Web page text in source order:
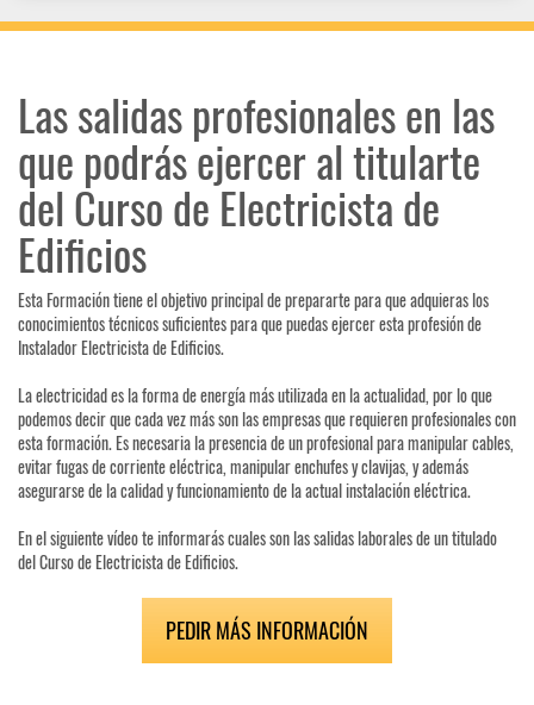
Las salidas profesionales en las
que podrás ejercer al titularte
del Curso de Electricista de
Edificios
Esta Formación tiene el objetivo principal de prepararte para que adquieras los
conocimientos técnicos suficientes para que puedas ejercer esta profesión de
Instalador Electricista de Edificios.
La electricidad es la forma de energía más utilizada en la actualidad, por lo que
podemos decir que cada vez más son las empresas que requieren profesionales con
esta formación. Es necesaria la presencia de un profesional para manipular cables,
evitar fugas de corriente eléctrica, manipular enchufes y clavijas, y además
asegurarse de la calidad y funcionamiento de la actual instalación eléctrica.
En el siguiente vídeo te informarás cuales son las salidas laborales de un titulado
del Curso de Electricista de Edificios.
PEDIR MÁS INFORMACIÓN